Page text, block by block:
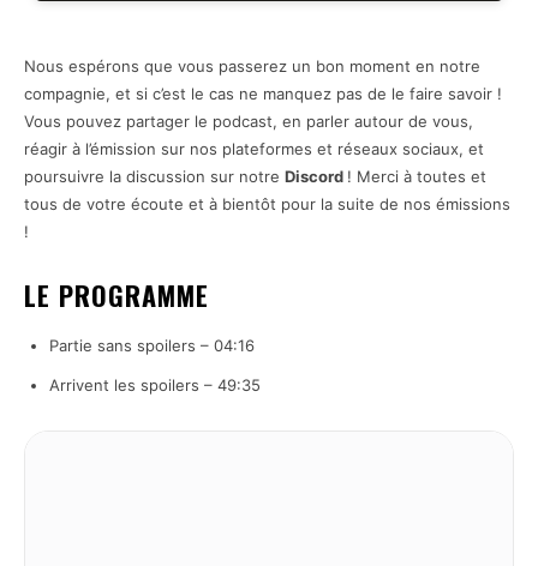
Nous espérons que vous passerez un bon moment en notre
compagnie, et si c’est le cas ne manquez pas de le faire savoir !
Vous pouvez partager le podcast, en parler autour de vous,
réagir à l’émission sur nos plateformes et réseaux sociaux, et
poursuivre la discussion sur notre Discord ! Merci à toutes et
tous de votre écoute et à bientôt pour la suite de nos émissions
!
LE PROGRAMME
Partie sans spoilers – 04:16
Arrivent les spoilers – 49:35